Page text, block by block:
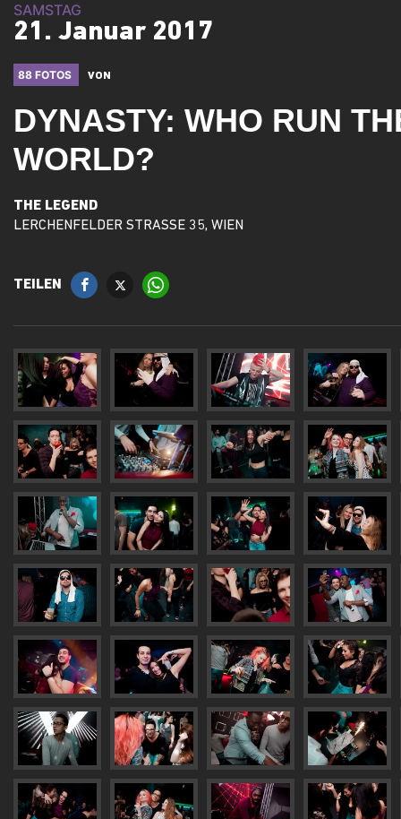
SAMSTAG
21. Januar 2017
88 FOTOS VON
DYNASTY: WHO RUN
WORLD?
THE LEGEND
LERCHENFELDER STRASSE 35, WIEN
TEILEN